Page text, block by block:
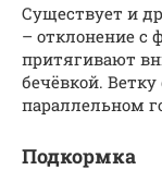
Существует и
– отклонение с
притягивают
бечёвкой.
параллельном
Подкормка